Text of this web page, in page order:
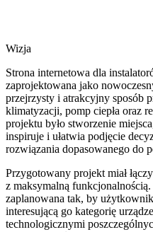
Wizja
Strona internetowa dla
zaprojektowana jako
przejrzysty i atrakcyjny sposób
klimatyzacji, pomp ciepła oraz
projektu było stworzenie
inspiruje i ułatwia podjęcie
rozwiązania dopasowanego do
Przygotowany projekt miał
z maksymalną funkcjonalnością.
zaplanowana tak, by
interesującą go kategorię
technologicznymi